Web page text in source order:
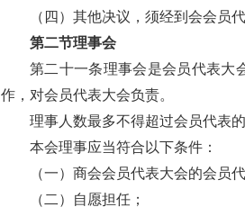
（四）其他决议，须经到会会员
第二节理事会
第二十一条理事会是会员代表大
作，对会员代表大会负责。
理事人数最多不得超过会员代表
本会理事应当符合以下条件：
（一）商会会员代表大会的会员
（二）自愿担任；